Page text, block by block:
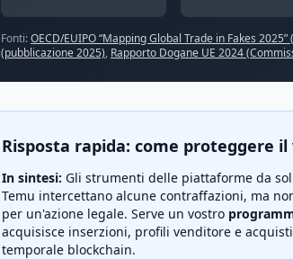
Fonti:OECD/EUIPO “Mapping Global Trade in Fakes
(pubblicazione 2025), Rapporto Dogane UE 2024
Risposta rapida: come proteggere
In sintesi: Gli strumenti delle piattaforme da
Temu intercettano alcune contraffazioni, ma
per un'azione legale. Serve un vostro
acquisisce inserzioni, profili venditore e
temporale blockchain.